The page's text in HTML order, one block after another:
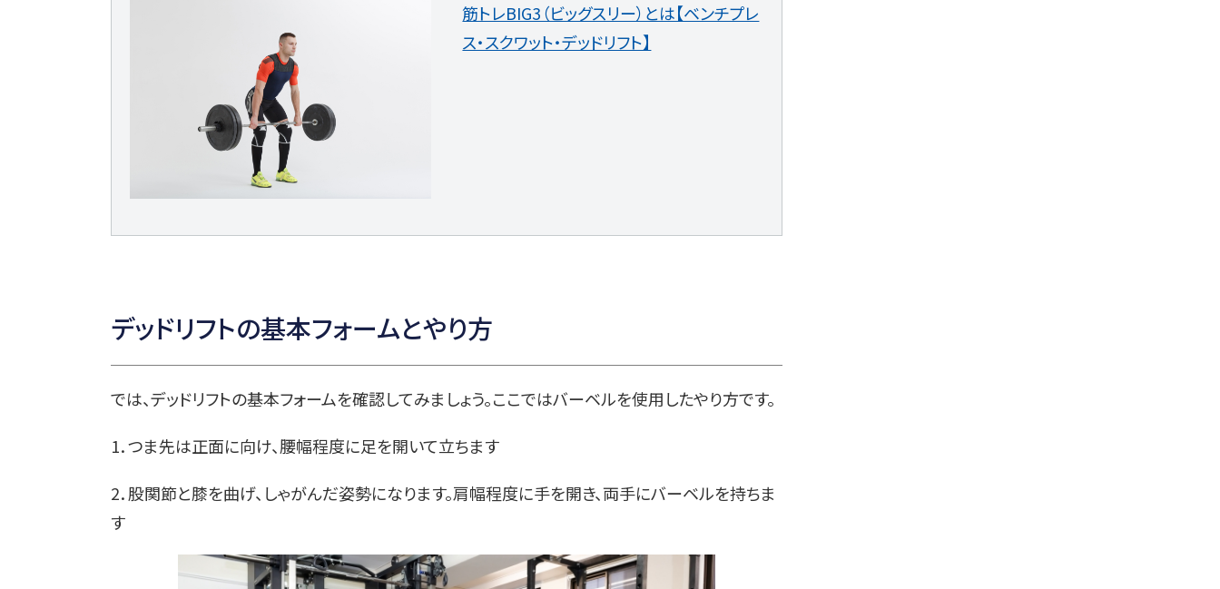
筋トレBIG3（ビッグスリー）とは【ベンチプレ
ス・スクワット・デッドリフト】
デッドリフトの基本フォームとやり方
では、デッドリフトの基本フォームを確認してみましょう。ここではバーベルを使用したやり方です。
1．つま先は正面に向け、腰幅程度に足を開いて立ちます
2．股関節と膝を曲げ、しゃがんだ姿勢になります。肩幅程度に手を開き、両手にバーベルを持ちま
す